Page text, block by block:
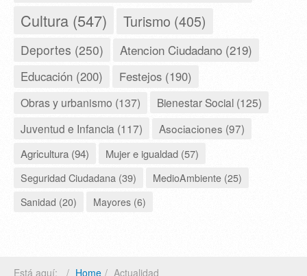
Cultura (547) Turismo (405)
Deportes (250) Atencion Ciudadano (219)
Educación (200) Festejos (190)
Obras y urbanismo (137)
Bienestar Social (125)
Juventud e Infancia (117)
Asociaciones (97)
Agricultura (94)
Mujer e igualdad (57)
Seguridad Ciudadana (39)
MedioAmbiente (25)
Sanidad (20)
Mayores (6)
Está aquí: Home Actualidad